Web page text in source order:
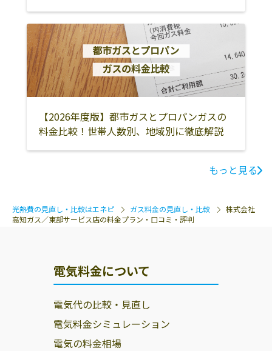
【2026年度版】都市ガスとプロパンガスの
料金比較！世帯人数別、地域別に徹底解説
もっと見る
光熱費の見直し・比較はエネピ ガス料金の見直し・比較
株式会社
高知ガス／東部サービス店の料金プラン・口コミ・評判
電気料金について
電気代の比較・見直し
電気料金シミュレーション
電気の料金相場